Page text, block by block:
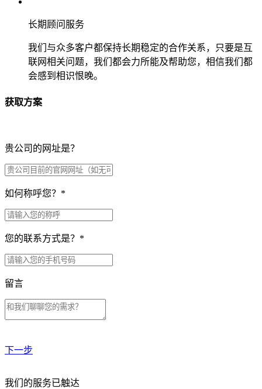
长期顾问服务
我们与众多客户都保持长期稳定的合作关系，只要是互
联网相关问题，我们都会力所能及帮助您，相信我们都
会感到相识恨晚。
获取方案
贵公司的网址是？
如何称呼您？ *
您的联系方式是？ *
留言
下一步
贵公司预算范围是？
我们的服务已触达